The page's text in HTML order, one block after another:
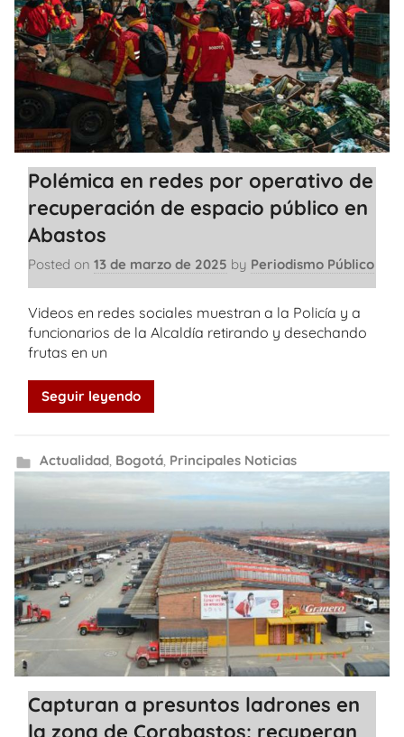
Polémica en redes por operativo de
recuperación de espacio público en
Abastos
Posted on 13 de marzo de 2025 by Periodismo Público
Videos en redes sociales muestran a la Policía y a
funcionarios de la Alcaldía retirando y desechando
frutas en un
Seguir leyendo
Actualidad, Bogotá, Principales Noticias
Capturan a presuntos ladrones en
la zona de Corabastos: recuperan